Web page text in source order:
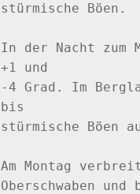
stürmische Böen.
In der Nacht zum
+1 und
-4 Grad. Im
bis
stürmische Böen
Am Montag
Oberschwaben